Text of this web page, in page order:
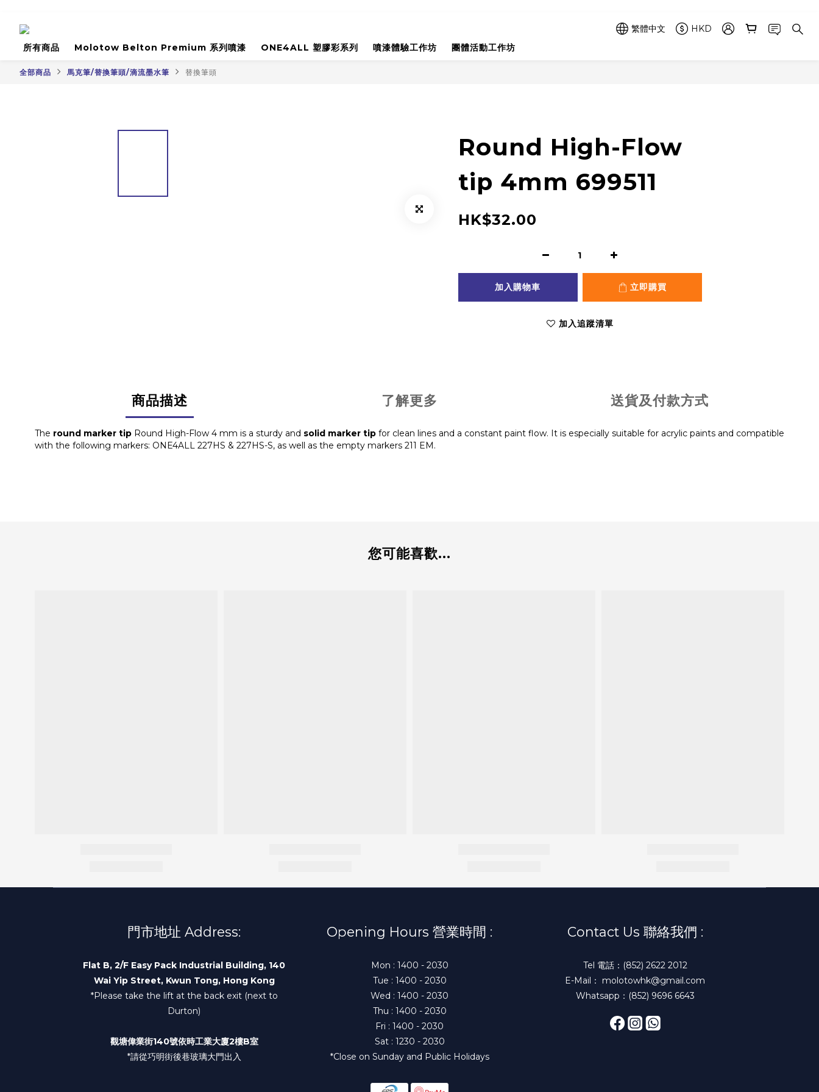
繁體中文
HKD
所有商品
Molotow Belton Premium 系列噴漆 ONE4ALL 塑膠彩系列 噴漆體驗工作坊 團體活動工作坊
全部商品 馬克筆/替換筆頭/滴流墨水筆 替換筆頭
Round High-Flow
tip 4mm 699511
HK$32.00
加入購物車 立即購買
加入追蹤清單
商品描述 了解更多 送貨及付款方式
The round marker tip Round High-Flow 4 mm is a sturdy and solid marker tip for clean lines and a constant paint flow. It is especially suitable for acrylic paints and compatible
with the following markers: ONE4ALL 227HS & 227HS-S, as well as the empty markers 211 EM.
您可能喜歡...
門市地址 Address:
Flat B, 2/F Easy Pack Industrial Building, 140
Wai Yip Street, Kwun Tong, Hong Kong
*Please take the lift at the back exit (next to
Durton)
觀塘偉業街140號依時工業大廈2樓B室
*請從巧明街後巷玻璃大門出入
Opening Hours 營業時間 :
Mon : 1400 - 2030
Tue : 1400 - 2030
Wed : 1400 - 2030
Thu : 1400 - 2030
Fri : 1400 - 2030
Sat : 1230 - 2030
*Close on Sunday and Public Holidays
Contact Us 聯絡我們 :
Tel 電話：(852) 2622 2012
E-Mail： molotowhk@gmail.com
Whatsapp：(852) 9696 6643